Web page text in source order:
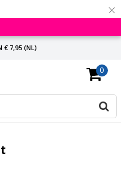
×
€ 7,95 (NL)
VANAF € 65,-
ANTWOORD
0